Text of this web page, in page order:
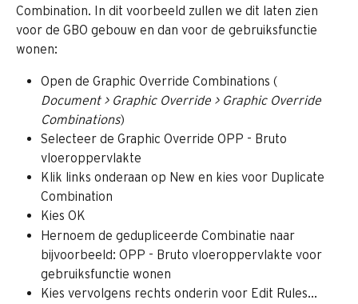
Combination. In dit voorbeeld zullen we dit laten zien
voor de GBO gebouw en dan voor de gebruiksfunctie
wonen:
Open de Graphic Override Combinations (
Document > Graphic Override > Graphic Override
Combinations)
Selecteer de Graphic Override OPP - Bruto
vloeroppervlakte
Klik links onderaan op New en kies voor Duplicate
Combination
Kies OK
Hernoem de gedupliceerde Combinatie naar
bijvoorbeeld: OPP - Bruto vloeroppervlakte voor
gebruiksfunctie wonen
Kies vervolgens rechts onderin voor Edit Rules...